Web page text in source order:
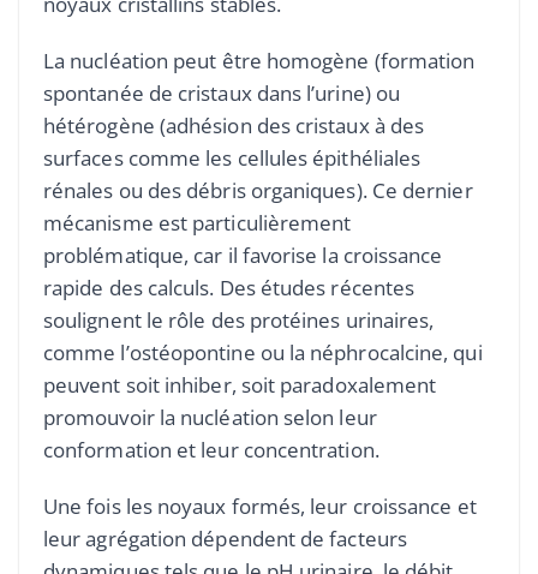
La nucléation peut être homogène (formation
spontanée de cristaux dans l’urine) ou
hétérogène (adhésion des cristaux à des
surfaces comme les cellules épithéliales
rénales ou des débris organiques). Ce dernier
mécanisme est particulièrement
problématique, car il favorise la croissance
rapide des calculs. Des études récentes
soulignent le rôle des protéines urinaires,
comme l’ostéopontine ou la néphrocalcine, qui
peuvent soit inhiber, soit paradoxalement
promouvoir la nucléation selon leur
conformation et leur concentration.
Une fois les noyaux formés, leur croissance et
leur agrégation dépendent de facteurs